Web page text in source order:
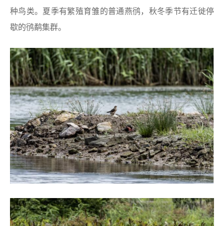
种鸟类。夏季有繁殖育雏的普通燕鸻，秋冬季节有迁徙停
歇的鸻鹬集群。